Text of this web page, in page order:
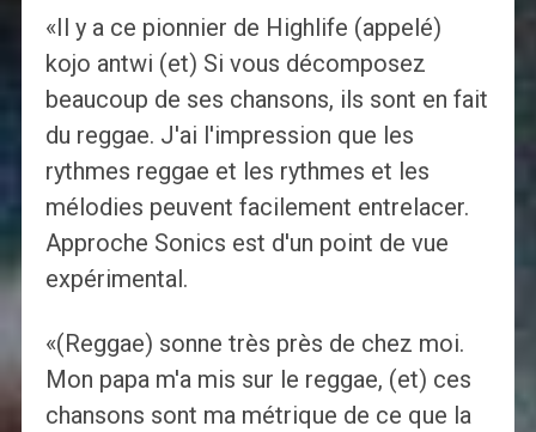
«Il y a ce pionnier de Highlife (appelé)
kojo antwi (et) Si vous décomposez
beaucoup de ses chansons, ils sont en fait
du reggae. J'ai l'impression que les
rythmes reggae et les rythmes et les
mélodies peuvent facilement entrelacer.
Approche Sonics est d'un point de vue
expérimental.
«(Reggae) sonne très près de chez moi.
Mon papa m'a mis sur le reggae, (et) ces
chansons sont ma métrique de ce que la